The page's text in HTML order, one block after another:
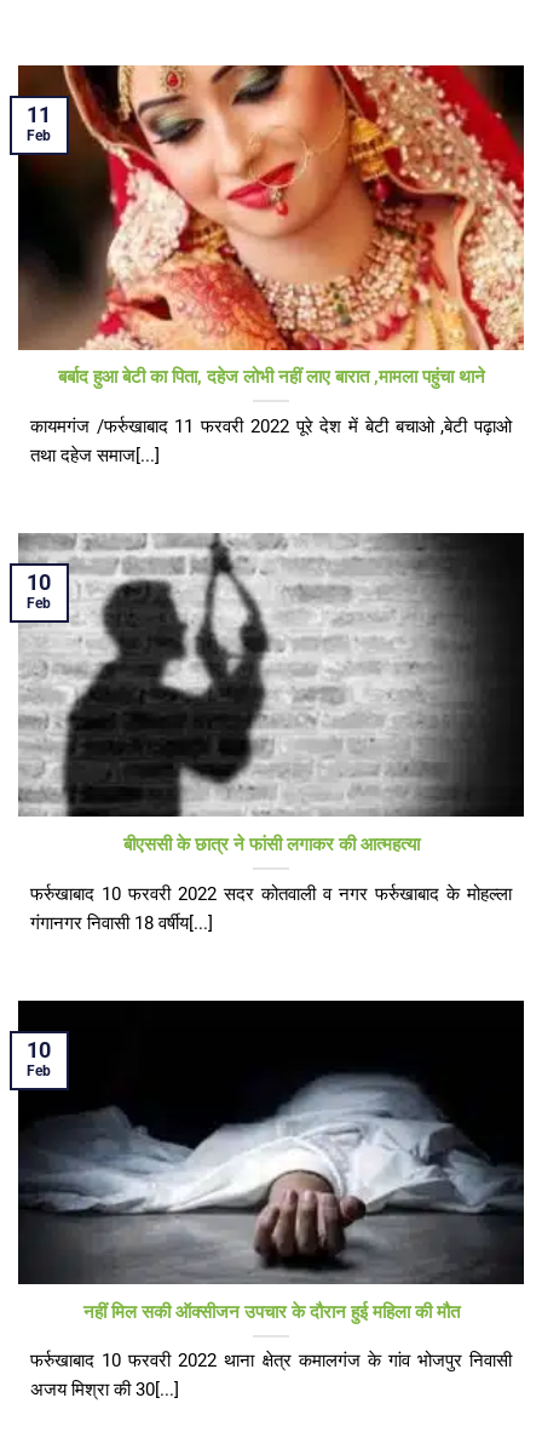
बर्बाद हुआ बेटी का पिता, दहेज लोभी नहीं लाए बारात ,मामला पहुंचा थाने
कायमगंज /फर्रुखाबाद 11 फरवरी 2022 पूरे देश में बेटी बचाओ ,बेटी पढ़ाओ
तथा दहेज समाज[...]
11
Feb
बीएससी के छात्र ने फांसी लगाकर की आत्महत्या
फर्रुखाबाद 10 फरवरी 2022 सदर कोतवाली व नगर फर्रुखाबाद के मोहल्ला
गंगानगर निवासी 18 वर्षीय[...]
10
Feb
नहीं मिल सकी ऑक्सीजन उपचार के दौरान हुई महिला की मौत
फर्रुखाबाद 10 फरवरी 2022 थाना क्षेत्र कमालगंज के गांव भोजपुर निवासी
अजय मिश्रा की 30[...]
10
Feb